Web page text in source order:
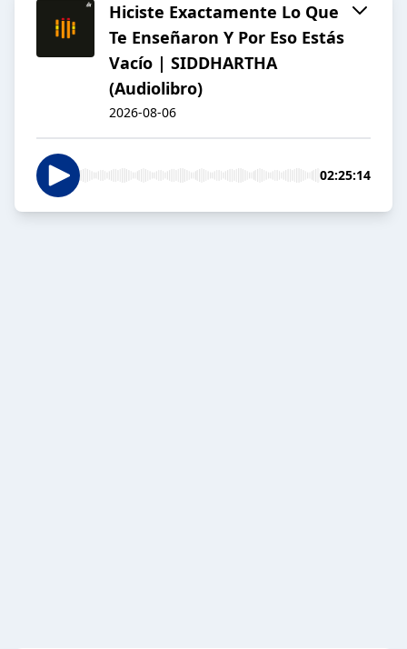
Hiciste Exactamente Lo Que
Te Enseñaron Y Por Eso Estás
Vacío | SIDDHARTHA
(Audiolibro)
2026-08-06
02:25:14